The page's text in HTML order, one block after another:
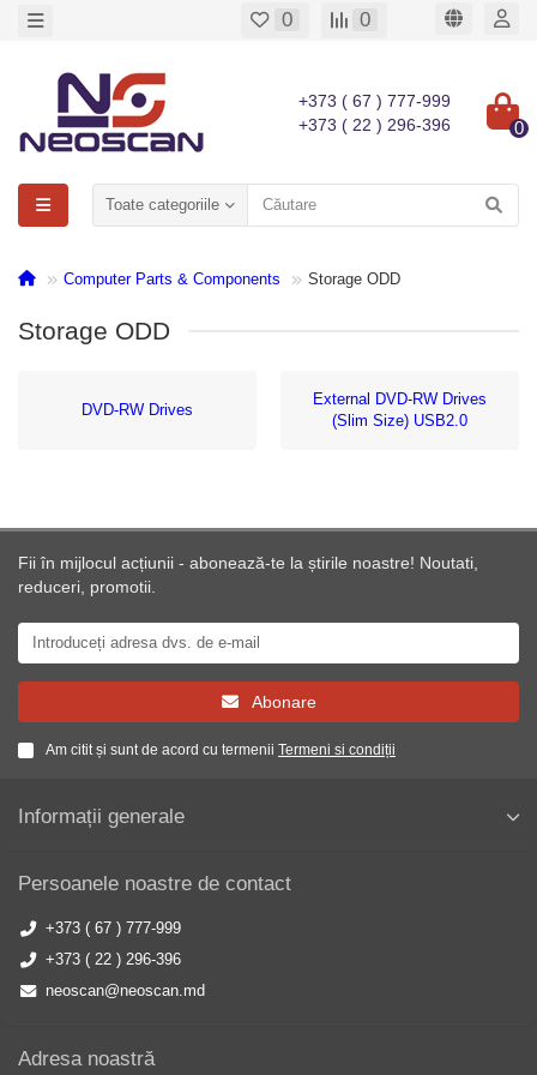
0 0
+373 ( 67 ) 777-999
+373 ( 22 ) 296-396
0
Toate categoriile
Computer Parts & Components Storage ODD
Storage ODD
DVD-RW Drives
External DVD-RW Drives
(Slim Size) USB2.0
Fii în mijlocul acțiunii - abonează-te la știrile noastre! Noutati,
reduceri, promotii.
Abonare
Am citit și sunt de acord cu termenii Termeni si condiții
Informații generale
Persoanele noastre de contact
+373 ( 67 ) 777-999
+373 ( 22 ) 296-396
neoscan@neoscan.md
Adresa noastră